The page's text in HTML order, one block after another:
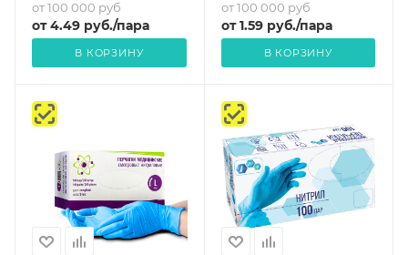
от 100 000 руб
от4.49 руб./пара
В КОРЗИНУ
от 100 000 руб
от1.59руб./пара
В КОРЗИНУ